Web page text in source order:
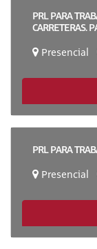
PRL PARA
CARRETERAS.
Presencial
PRL PARA
Presencial